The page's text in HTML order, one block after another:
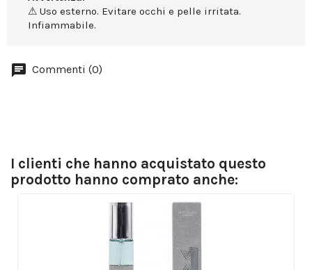
⚠ Uso esterno. Evitare occhi e pelle irritata.
Infiammabile.
Commenti (0)
I clienti che hanno acquistato questo
prodotto hanno comprato anche: